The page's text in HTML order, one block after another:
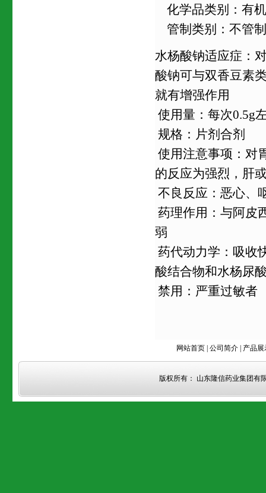
化学品类别：有
管制类别：不管制
水杨酸钠适应症：
酸钠可与双香豆素
就有增强作用
使用量：每次0.5g
规格：片剂合剂
使用注意事项：对
的反应为强烈，肝
不良反应：恶心、
药理作用：与阿皮
弱
药代动力学：吸收
酸结合物和水杨尿
禁用：严重过敏者
网站首页| 公司简介| 产品展
版权所有： 山东隆信药业集团有